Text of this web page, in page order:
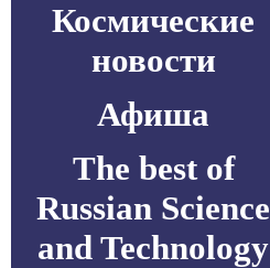
Космические
новости
Афиша
The best of
Russian Science
and Technology